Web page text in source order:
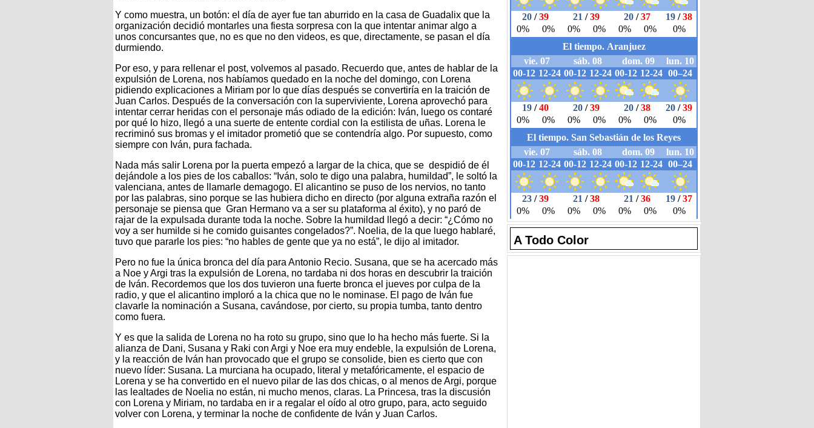
Y como muestra, un botón: el día de ayer fue tan aburrido en la casa de Guadalix que la
organización decidió montarles una fiesta sorpresa con la que intentar animar algo a
unos concursantes que, no es que no den videos, es que, directamente, se pasan el día
durmiendo.
Por eso, y para rellenar el post, volvemos al pasado. Recuerdo que, antes de hablar de la
expulsión de Lorena, nos habíamos quedado en la noche del domingo, con Lorena
pidiendo explicaciones a Miriam por lo que días después se convertiría en la traición de
Juan Carlos. Después de la conversación con la superviviente, Lorena aprovechó para
intentar cerrar heridas con el personaje más odiado de la edición: Iván, luego os contaré
por qué lo hizo, llegó a una suerte de entente cordial con la estilista de uñas. Lorena le
recriminó sus bromas y el imitador prometió que se contendría algo. Por supuesto, como
siempre con Iván, pura fachada.
Nada más salir Lorena por la puerta empezó a largar de la chica, que se despidió de él
dejándole a los pies de los caballos: “Iván, solo te digo una palabra, humildad”, le soltó la
valenciana, antes de llamarle demagogo. El alicantino se puso de los nervios, no tanto
por las palabras, sino porque se las hubiera dicho en directo (por alguna extraña razón el
personaje se piensa que Gran Hermano va a ser su plataforma al éxito), y no paró de
rajar de la expulsada durante toda la noche. Sobre la humildad llegó a decir: “¿Cómo no
voy a ser humilde si he comido guisantes congelados?”. Noelia, de la que luego hablaré,
tuvo que pararle los pies: “no hables de gente que ya no está”, le dijo al imitador.
Pero no fue la única bronca del día para Antonio Recio. Susana, que se ha acercado más
a Noe y Argi tras la expulsión de Lorena, no tardaba ni dos horas en descubrir la traición
de Iván. Recordemos que los dos tuvieron una fuerte bronca el jueves por culpa de la
radio, y que el alicantino imploró a la chica que no le nominase. El pago de Iván fue
clavarle la nominación a Susana, cavándose, por cierto, su propia tumba, tanto dentro
como fuera.
Y es que la salida de Lorena no ha roto su grupo, sino que lo ha hecho más fuerte. Si la
alianza de Dani, Susana y Raki con Argi y Noe era muy endeble, la expulsión de Lorena,
y la reacción de Iván han provocado que el grupo se consolide, bien es cierto que con
nuevo líder: Susana. La murciana ha ocupado, literal y metafóricamente, el espacio de
Lorena y se ha convertido en el nuevo pilar de las dos chicas, o al menos de Argi, porque
las lealtades de Noelia no están, ni mucho menos, claras. La Princesa, tras la discusión
con Lorena y Miriam, no tardaba en ir a regalar el oído al otro grupo, para, acto seguido
volver con Lorena, y terminar la noche de confidente de Iván y Juan Carlos.
A Todo Color